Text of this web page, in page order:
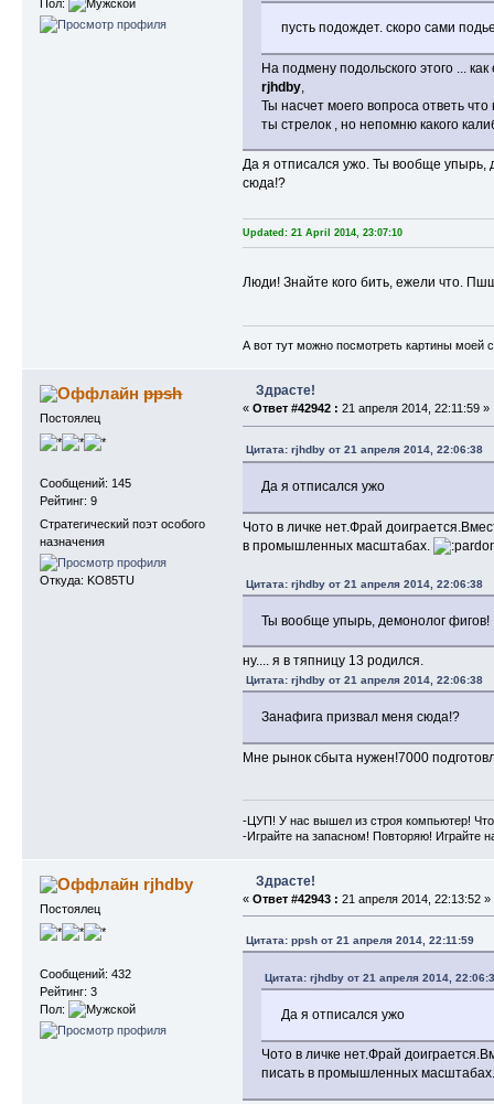
Пол:
пусть подождет. скоро сами
На подмену подольского этого ... как
rjhdby
Ты насчет моего вопроса ответь
ты стрелок , но непомню какого
Да я отписался ужо. Ты вообще упырь,
сюда!?
Updated: 21 April 2014, 23:07:10
Люди! Знайте кого бить, ежели что.
А вот тут можно посмотреть картины моей
ppsh
Постоялец
Сообщений: 145
Рейтинг: 9
Стратегический поэт особого
назначения
Откуда: KO85TU
Здрасте!
« Ответ #42942 : 21 апреля 2014, 22:11:59 »
Цитата: rjhdby от 21 апреля 2014, 22:06:38
Да я отписался ужо
Чото в личке нет.Фрай
в промышленных масштабах.
Цитата: rjhdby от 21 апреля 2014, 22:06:38
Ты вообще упырь, демонолог фигов!
ну.... я в тяпницу 13 родился.
Цитата: rjhdby от 21 апреля 2014, 22:06:38
Занафига призвал меня сюда!?
Мне рынок сбыта нужен!7000
-ЦУП! У нас вышел из строя компьютер! Что
-Играйте на запасном! Повторяю! Играйте
rjhdby
Постоялец
Сообщений: 432
Рейтинг: 3
Пол:
Здрасте!
« Ответ #42943 : 21 апреля 2014, 22:13:52 »
Цитата: ppsh от 21 апреля 2014, 22:11:59
Цитата: rjhdby от 21 апреля 2014,
Да я отписался ужо
Чото в личке нет.Фрай
писать в промышленных